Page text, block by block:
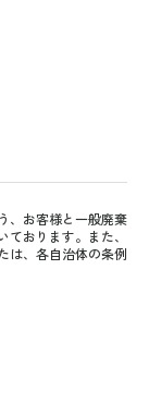
、お客様と一般廃棄
おります。また、
は、各自治体の条例